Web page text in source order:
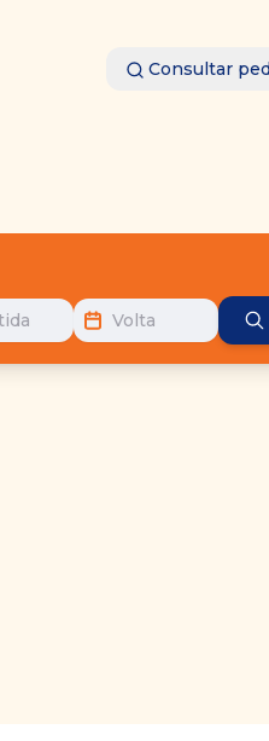
Consultar
Volta